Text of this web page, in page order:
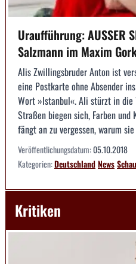
Uraufführung: AUSSER
Salzmann im Maxim
Alis Zwillingsbruder Anton ist
eine Postkarte ohne Absender
Wort »Istanbul«. Ali stürzt in
Straßen biegen sich, Farben und
fängt an zu vergessen, warum
Veröffentlichungsdatum:05.10.2018
Kategorien:DeutschlandNews
Kritiken